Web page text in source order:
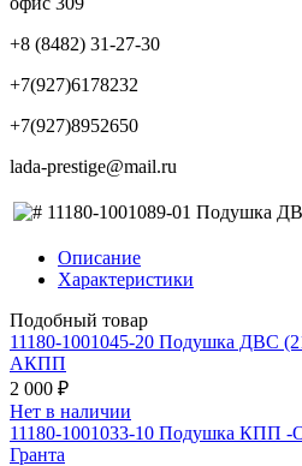
+8 (8482) 31-27-30
+7(927)6178232
+7(927)8952650
lada-prestige@mail.ru
11180-1001089-01 Подушка
Описание
Характеристики
Подобный товар
11180-1001045-20 Подушка ДВС
АКПП
2 000 ₽
Нет в наличии
11180-1001033-10 Подушка КПП -
Гранта